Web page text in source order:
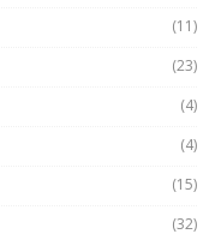
(11)
(23)
(4)
(4)
(15)
(32)